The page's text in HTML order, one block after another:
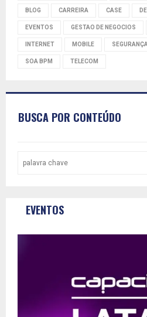
BLOG CARREIRA CASE
EVENTOS GESTAO DE NEGOCIOS
INTERNET MOBILE SEGURANÇA
SOA BPM TELECOM
BUSCA POR CONTEÚDO
EVENTOS